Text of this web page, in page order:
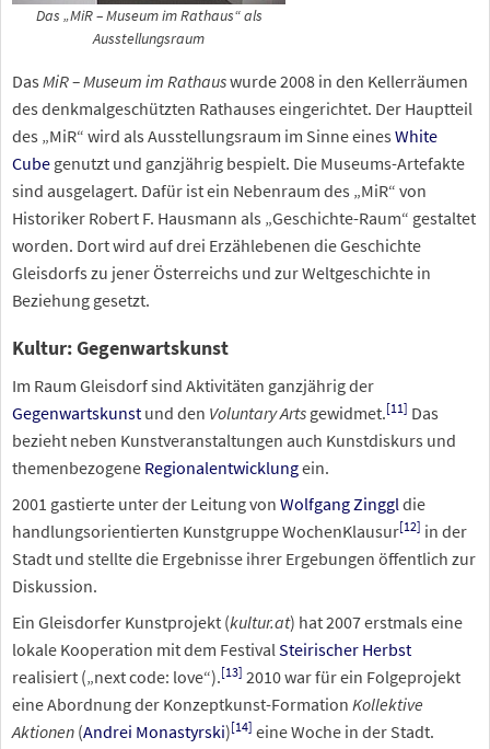
Das „MiR – Museum im Rathaus“ als
Ausstellungsraum
Das MiR – Museum im Rathauswurde 2008 in den Kellerräumen
des denkmalgeschützten Rathauses eingerichtet. Der Hauptteil
des „MiR“ wird als Ausstellungsraum im Sinne eines White
Cube genutzt und ganzjährig bespielt. Die Museums-Artefakte
sind ausgelagert. Dafür ist ein Nebenraum des „MiR“ von
Historiker Robert F. Hausmann als „Geschichte-Raum“ gestaltet
worden. Dort wird auf drei Erzählebenen die Geschichte
Gleisdorfs zu jener Österreichs und zur Weltgeschichte in
Beziehung gesetzt.
Kultur: Gegenwartskunst
Im Raum Gleisdorf sind Aktivitäten ganzjährig der
Gegenwartskunst und den Voluntary Arts gewidmet.[11] Das
bezieht neben Kunstveranstaltungen auch Kunstdiskurs und
themenbezogene Regionalentwicklungein.
2001 gastierte unter der Leitung von Wolfgang Zinggl die
handlungsorientierten Kunstgruppe WochenKlausur[12] in der
Stadt und stellte die Ergebnisse ihrer Ergebungen öffentlich zur
Diskussion.
Ein Gleisdorfer Kunstprojekt (kultur.at) hat 2007 erstmals eine
lokale Kooperation mit dem Festival Steirischer Herbst
realisiert („next code: love“).[13] 2010 war für ein Folgeprojekt
eine Abordnung der Konzeptkunst-Formation Kollektive
Aktionen (Andrei Monastyrski)[14] eine Woche in der Stadt.